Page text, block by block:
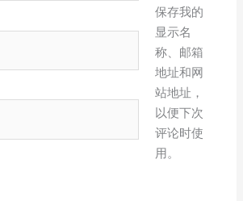
保存我的
显示名
称、邮箱
地址和网
站地址，
以便下次
评论时使
用。